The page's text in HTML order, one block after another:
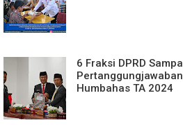
6 Fraksi DPRD
Humbahas TA 2024